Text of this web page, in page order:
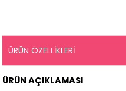
ÜRÜN ÖZELLIKLERI
ÜRÜN AÇIKLAMASI